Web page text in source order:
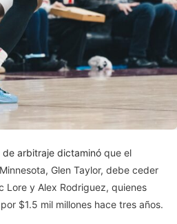
de arbitraje dictaminó que el
Glen Taylor, debe ceder
Lore y Alex Rodriguez, quienes
$1.5 mil millones hace tres años.